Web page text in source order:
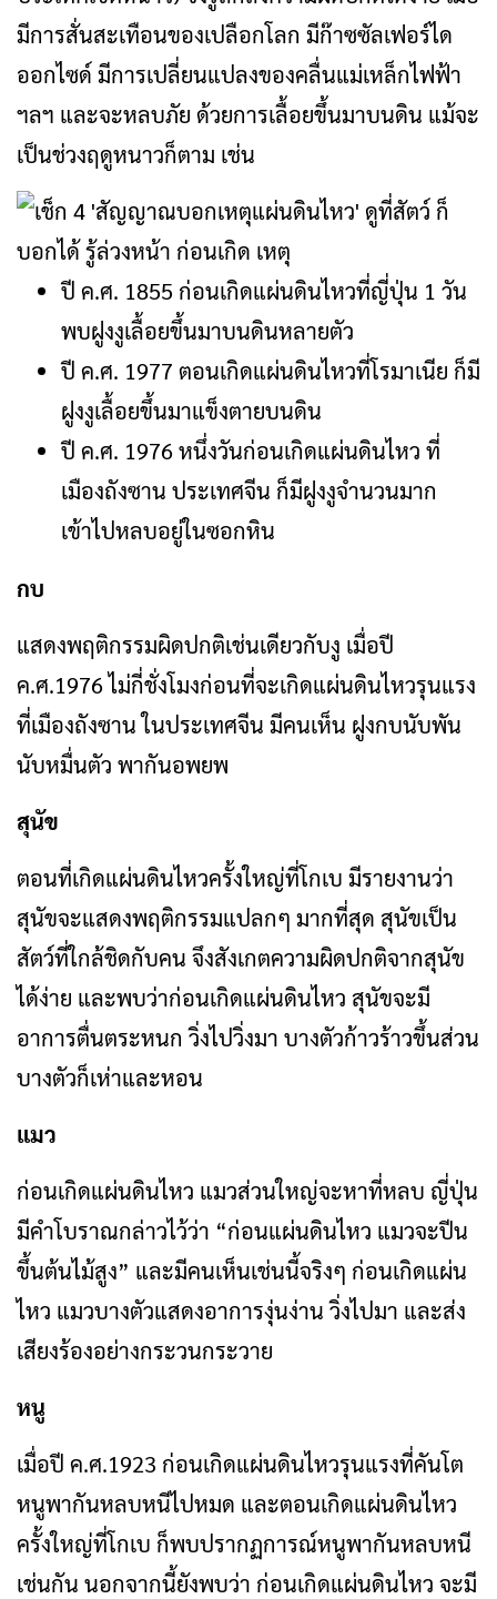
มีการสั่นสะเทือนของเปลือกโลก มีก๊าซซัลเฟอร์ได
ออกไซด์ มีการเปลี่ยนแปลงของคลื่นแม่เหล็กไฟฟ้า
ฯลฯ และจะหลบภัย ด้วยการเลื้อยขึ้นมาบนดิน แม้จะ
เป็นช่วงฤดูหนาวก็ตาม เช่น
ปี ค.ศ. 1855 ก่อนเกิดแผ่นดินไหวที่ญี่ปุ่น 1 วัน
พบฝูงงูเลื้อยขึ้นมาบนดินหลายตัว
ปี ค.ศ. 1977 ตอนเกิดแผ่นดินไหวที่โรมาเนีย ก็มี
ฝูงงูเลื้อยขึ้นมาแข็งตายบนดิน
ปี ค.ศ. 1976 หนึ่งวันก่อนเกิดแผ่นดินไหว ที่
เมืองถังซาน ประเทศจีน ก็มีฝูงงูจำนวนมาก
เข้าไปหลบอยู่ในซอกหิน
กบ
แสดงพฤติกรรมผิดปกติเช่นเดียวกับงู เมื่อปี
ค.ศ.1976 ไม่กี่ชั่งโมงก่อนที่จะเกิดแผ่นดินไหวรุนแรง
ที่เมืองถังซาน ในประเทศจีน มีคนเห็น ฝูงกบนับพัน
นับหมื่นตัว พากันอพยพ
สุนัข
ตอนที่เกิดแผ่นดินไหวครั้งใหญ่ที่โกเบ มีรายงานว่า
สุนัขจะแสดงพฤติกรรมแปลกๆ มากที่สุด สุนัขเป็น
สัตว์ที่ใกล้ชิดกับคน จึงสังเกตความผิดปกติจากสุนัข
ได้ง่าย และพบว่าก่อนเกิดแผ่นดินไหว สุนัขจะมี
อาการตื่นตระหนก วิ่งไปวิ่งมา บางตัวก้าวร้าวขึ้นส่วน
บางตัวก็เห่าและหอน
แมว
ก่อนเกิดแผ่นดินไหว แมวส่วนใหญ่จะหาที่หลบ ญี่ปุ่น
มีคำโบราณกล่าวไว้ว่า “ก่อนแผ่นดินไหว แมวจะปีน
ขึ้นต้นไม้สูง” และมีคนเห็นเช่นนี้จริงๆ ก่อนเกิดแผ่น
ไหว แมวบางตัวแสดงอาการงุ่นง่าน วิ่งไปมา และส่ง
เสียงร้องอย่างกระวนกระวาย
หนู
เมื่อปี ค.ศ.1923 ก่อนเกิดแผ่นดินไหวรุนแรงที่คันโต
หนูพากันหลบหนีไปหมด และตอนเกิดแผ่นดินไหว
ครั้งใหญ่ที่โกเบ ก็พบปรากฏการณ์หนูพากันหลบหนี
เช่นกัน นอกจากนี้ยังพบว่า ก่อนเกิดแผ่นดินไหว จะมี